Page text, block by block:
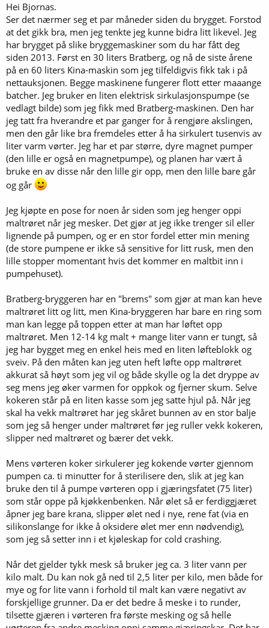
:
Hei Bjornas.
Ser det nærmer seg et par måneder siden du brygget. Forstod
at det gikk bra, men jeg tenkte jeg kunne bidra litt likevel. Jeg
har brygget på slike bryggemaskiner som du har fått deg
siden 2013. Først en 30 liters Bratberg, og nå de siste årene
på en 60 liters Kina-maskin som jeg tilfeldigvis fikk tak i på
nettauksjonen. Begge maskinene fungerer flott etter maaange
batcher. Jeg bruker en liten elektrisk sirkulasjonspumpe (se
vedlagt bilde) som jeg fikk med Bratberg-maskinen. Den har
jeg tatt fra hverandre et par ganger for å rengjøre akslingen,
men den går like bra fremdeles etter å ha sirkulert tusenvis av
liter varm vørter. Jeg har et par større, dyre magnet pumper
(den lille er også en magnetpumpe), og planen har vært å
bruke en av disse når den lille gir opp, men den lille bare går
og går
Jeg kjøpte en pose for noen år siden som jeg henger oppi
maltrøret når jeg mesker. Det gjør at jeg ikke trenger sil eller
lignende på pumpen, og er en stor fordel etter min mening
(de store pumpene er ikke så sensitive for litt rusk, men den
lille stopper momentant hvis det kommer en maltbit inn i
pumpehuset).
Bratberg-bryggeren har en "brems" som gjør at man kan heve
maltrøret litt og litt, men Kina-bryggeren har bare en ring som
man kan legge på toppen etter at man har løftet opp
maltrøret. Men 12-14 kg malt + mange liter vann er tungt, så
jeg har bygget meg en enkel heis med en liten løfteblokk og
sveiv. På den måten kan jeg uten heft løfte opp maltrøret
akkurat så høyt som jeg vil og både skylle og la det dryppe av
seg mens jeg øker varmen for oppkok og fjerner skum. Selve
kokeren står på en liten kasse som jeg satte hjul på. Når jeg
skal ha vekk maltrøret har jeg skåret bunnen av en stor balje
som jeg så henger under maltrøret før jeg ruller vekk kokeren,
slipper ned maltrøret og bærer det vekk.
Mens vørteren koker sirkulerer jeg kokende vørter gjennom
pumpen ca. ti minutter for å sterilisere den, slik at jeg kan
bruke den til å pumpe vørteren opp i gjæringsfatet (75 liter)
som står oppe på kjøkkenbenken. Når ølet så er ferdiggjæret
åpner jeg bare krana, slipper ølet ned i nye, rene fat (via en
silikonslange for ikke å oksidere ølet mer enn nødvendig),
som jeg så setter inn i et kjøleskap for cold crashing.
Når det gjelder tykk mesk så bruker jeg ca. 3 liter vann per
kilo malt. Du kan nok gå ned til 2,5 liter per kilo, men både for
mye og for lite vann i forhold til malt kan være negativt av
forskjellige grunner. Da er det bedre å meske i to runder,
tilsette gjæren i vørteren fra første mesking og så helle